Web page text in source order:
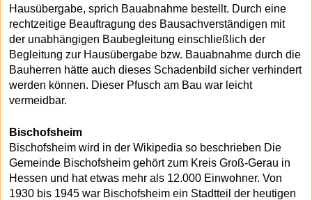
Hausübergabe, sprich Bauabnahme bestellt. Durch eine
rechtzeitige Beauftragung des Bausachverständigen mit
der unabhängigen Baubegleitung einschließlich der
Begleitung zur Hausübergabe bzw. Bauabnahme durch die
Bauherren hätte auch dieses Schadenbild sicher verhindert
werden können. Dieser Pfusch am Bau war leicht
vermeidbar.
Bischofsheim
Bischofsheim wird in der Wikipedia so beschrieben Die
Gemeinde Bischofsheim gehört zum Kreis Groß-Gerau in
Hessen und hat etwas mehr als 12.000 Einwohner. Von
1930 bis 1945 war Bischofsheim ein Stadtteil der heutigen